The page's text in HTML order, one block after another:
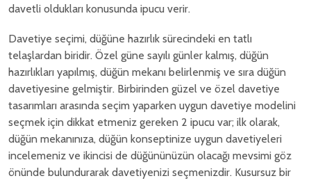
davetli oldukları konusunda ipucu verir.
Davetiye seçimi, düğüne hazırlık sürecindeki en tatlı
telaşlardan biridir. Özel güne sayılı günler kalmış, düğün
hazırlıkları yapılmış, düğün mekanı belirlenmiş ve sıra düğün
davetiyesine gelmiştir. Birbirinden güzel ve özel davetiye
tasarımları arasında seçim yaparken uygun davetiye modelini
seçmek için dikkat etmeniz gereken 2 ipucu var; ilk olarak,
düğün mekanınıza, düğün konseptinize uygun davetiyeleri
incelemeniz ve ikincisi de düğününüzün olacağı mevsimi göz
önünde bulundurarak davetiyenizi seçmenizdir. Kusursuz bir